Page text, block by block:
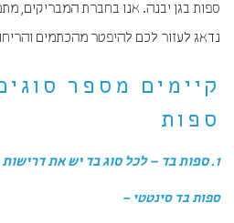
ספות בגן יבנה. אנו בחברת המבריקים,
נדאג לעזור לכם להיפטר מהכתמים
קיימים מספר
ספות
1. ספות בד – לכל סוג בד יש את דרישות הניקוי הספציפיות שלו.
ספות בד סינטטי –